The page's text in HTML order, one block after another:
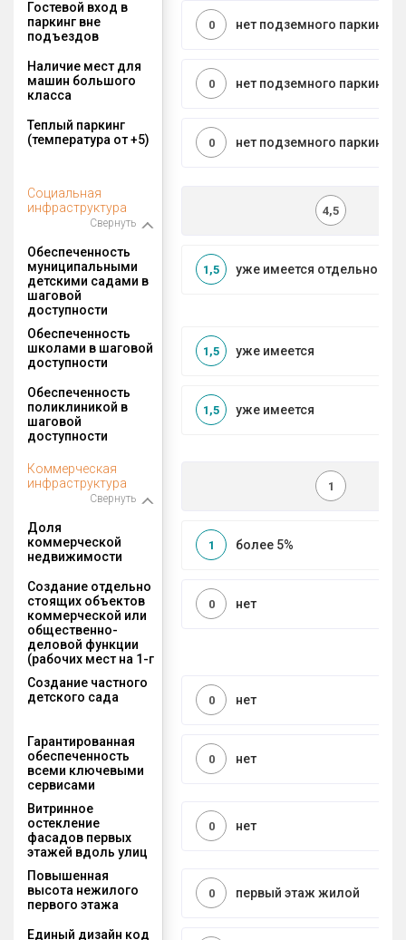
Гостевой вход в
паркинг вне
подъездов
нет подземного паркинга
0
Наличие мест для
машин большого
класса
нет подземного паркинга
0
Теплый паркинг
(температура от +5)
нет подземного паркинга
0
Социальная
инфраструктура
Свернуть
4,5
Обеспеченность
муниципальными
детскими садами в
шаговой
доступности
уже имеется
1,5
Обеспеченность
школами в шаговой
доступности
уже имеется
1,5
Обеспеченность
поликлиникой в
шаговой
доступности
уже имеется
1,5
Коммерческая
инфраструктура
Свернуть
1
Доля
коммерческой
недвижимости
более 5%
1
Создание отдельно
стоящих объектов
коммерческой или
общественно-
деловой функции
(рабочих мест на 1-г
нет
0
Создание частного
детского сада
нет
0
Гарантированная
обеспеченность
всеми ключевыми
сервисами
нет
0
Витринное
остекление
фасадов первых
этажей вдоль улиц
нет
0
Повышенная
высота нежилого
первого этажа
первый этаж жилой
0
Единый дизайн код